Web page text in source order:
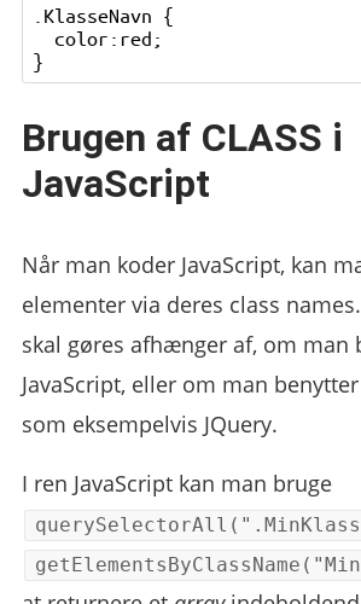
.KlasseNavn {
Brugen af CLASS i
JavaScript
Når man koder JavaScript, kan
elementer via deres class
skal gøres afhænger af, om man
JavaScript, eller om man
som eksempelvis JQuery.
I ren JavaScript kan man bruge